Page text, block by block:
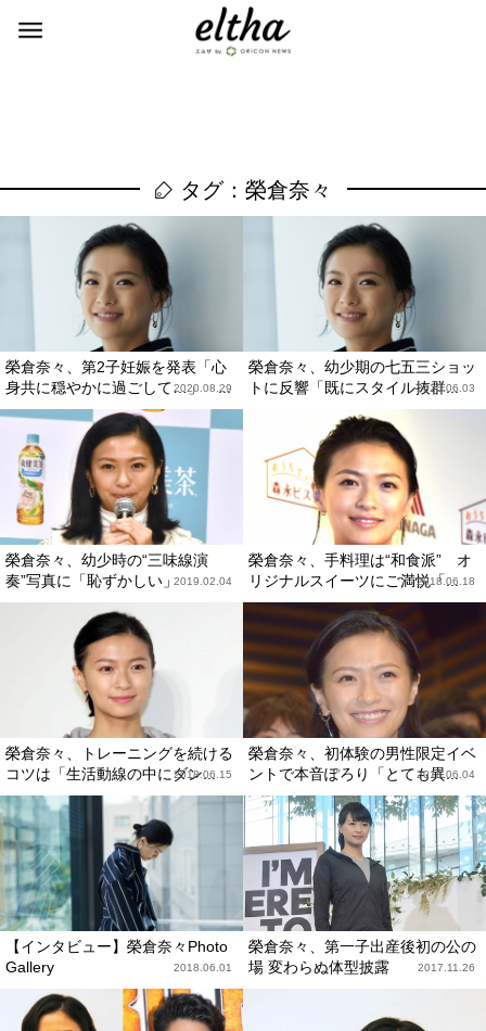
タグ：榮倉奈々
榮倉奈々、第2子妊娠を発表「心
身共に穏やかに過ごして…」 ...
2020.08.29
榮倉奈々、幼少期の七五三ショッ
トに反響「既にスタイル抜群...
2020.06.03
榮倉奈々、幼少時の“三味線演
奏”写真に「恥ずかしい」2019.02.04
榮倉奈々、手料理は“和食派” オ
リジナルスイーツにご満悦「...
2018.06.18
榮倉奈々、トレーニングを続ける
コツは「生活動線の中にダン...
2018.06.15
榮倉奈々、初体験の男性限定イベ
ントで本音ぽろり「とても異...
2018.06.04
【インタビュー】榮倉奈々Photo
Gallery
2018.06.01
榮倉奈々、第一子出産後初の公の
場 変わらぬ体型披露
2017.11.26